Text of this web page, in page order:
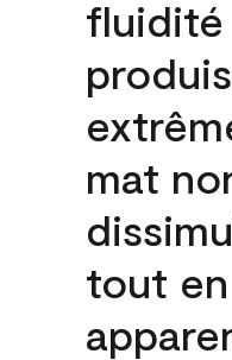
fluidité
mat
tout